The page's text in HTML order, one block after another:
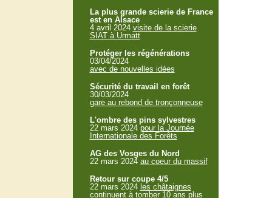
La plus grande scierie de France
est en Alsace
4 avril 2024 visite de la scierie
SIAT à Urmatt
Protéger les régénérations
03/04/2024
avec de nouvelles idées
Sécurité du travail en forêt
30/03/2024
gare au rebond de tronçonneuse
L'ombre des pins sylvestres
22 mars 2024 pour la Journée
Internationale des Forêts
AG des Vosges du Nord
22 mars 2024 au coeur du massif
Retour sur coupe 4/5
22 mars 2024 les châtaignes
continuent à tomber 10 ans plus